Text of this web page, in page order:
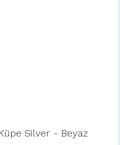
Silver - Beyaz